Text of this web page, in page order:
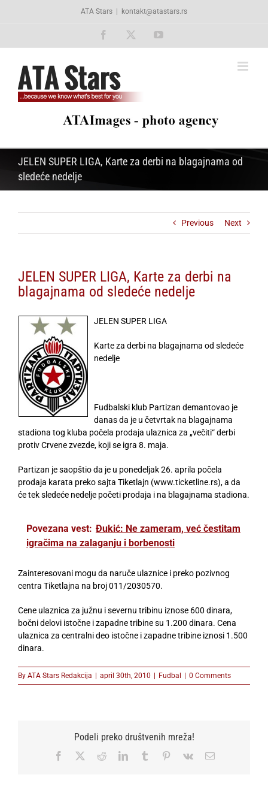
ATA Stars kontakt@atastars.rs
Facebook YouTube
JELEN SUPER LIGA, Karte za derbi na blagajnama od
sledeće nedelje
Previous Next
JELEN SUPER LIGA, Karte za derbi na
blagajnama od sledeće nedelje
JELEN SUPER LIGA
Karte za derbi na blagajnama od sledeće
nedelje
Fudbalski klub Partizan demantovao je
danas da je u četvrtak na blagajnama
stadiona tog kluba počela prodaja ulaznica za „večiti“ derbi
protiv Crvene zvezde, koji se igra 8. maja.
Partizan je saopštio da je u ponedeljak 26. aprila počela
prodaja karata preko sajta Tiketlajn (www.ticketline.rs), a da
će tek sledeće nedelje početi prodaja i na blagajnama stadiona.
Povezana vest: Đukić: Ne zameram, već čestitam
igračima na zalaganju i borbenosti
Zainteresovani mogu da naruče ulaznice i preko pozivnog
centra Tiketlajna na broj 011/2030570.
Cene ulaznica za južnu i severnu tribinu iznose 600 dinara,
bočni delovi istočne i zapadne tribine su 1.200 dinara. Cena
ulaznica za centralni deo istočne i zapadne tribine iznosi 1.500
dinara.
By ATA Stars Redakcija | april 30th, 2010 | Fudbal | 0 Comments
Podeli preko društvenih mreža!
Facebook RedditLinkedInTumblr Pinterest
Vk Email